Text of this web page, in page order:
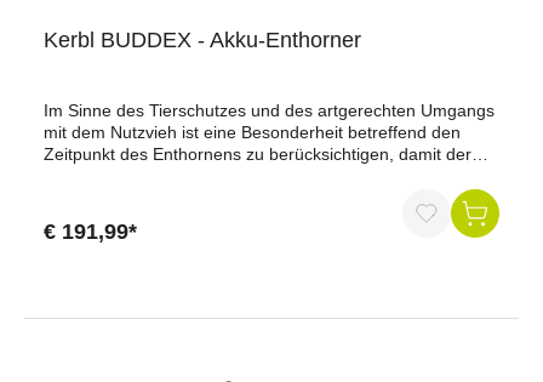
Kerbl BUDDEX - Akku-Enthorner
Im Sinne des Tierschutzes und des artgerechten Umgangs
mit dem Nutzvieh ist eine Besonderheit betreffend den
Zeitpunkt des Enthornens zu berücksichtigen, damit der
bleibt.Der beste Zeitpunkt liegt zwischen der ersten und
zweiten Lebenswoche, denn hier ist die Immunität gegen
Krankheiten durch die Biestmilch am größten. Ab der 4.
€ 191,99*